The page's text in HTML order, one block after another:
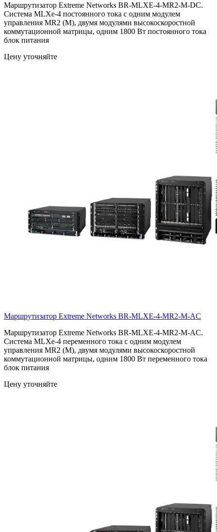
Маршрутизатор Extreme Networks BR-MLXE-4-MR2-M-DC.
Система MLXe-4 постоянного тока с одним модулем
управления MR2 (M), двумя модулями высокоскоростной
коммутационной матрицы, одним 1800 Вт постоянного тока
блок питания
Цену уточняйте
Маршрутизатор Extreme Networks BR-MLXE-4-MR2-M-AC
Маршрутизатор Extreme Networks BR-MLXE-4-MR2-M-AC.
Система MLXe-4 переменного тока с одним модулем
управления MR2 (M), двумя модулями высокоскоростной
коммутационной матрицы, одним 1800 Вт переменного тока
блок питания
Цену уточняйте